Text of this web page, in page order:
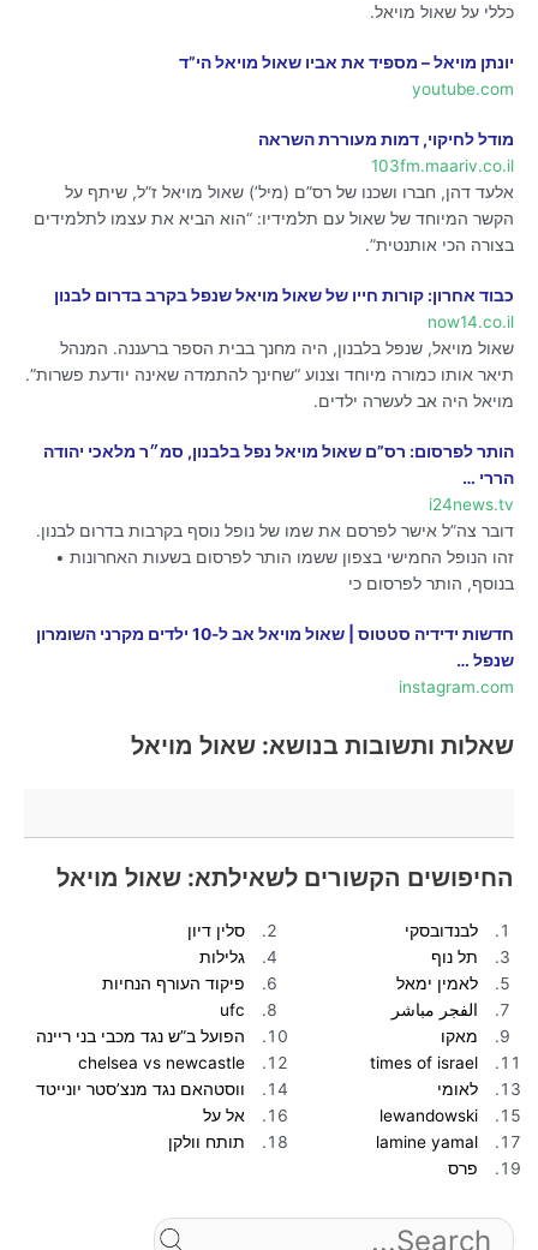
כללי על שאול מויאל.
יונתן מויאל – מספיד את אביו שאול מויאל הי”ד
youtube.com
מודל לחיקוי, דמות מעוררת השראה
103fm.maariv.co.il
אלעד דהן, חברו ושכנו של רס”ם (מיל’) שאול מויאל ז”ל, שיתף על
הקשר המיוחד של שאול עם תלמידיו: “הוא הביא את עצמו לתלמידים
בצורה הכי אותנטית”.
כבוד אחרון: קורות חייו של שאול מויאל שנפל בקרב בדרום לבנון
now14.co.il
שאול מויאל, שנפל בלבנון, היה מחנך בבית הספר ברעננה. המנהל
תיאר אותו כמורה מיוחד וצנוע “שחינך להתמדה שאינה יודעת פשרות”.
מויאל היה אב לעשרה ילדים.
הותר לפרסום: רס”ם שאול מויאל נפל בלבנון, סמ״ר מלאכי יהודה
הררי …
i24news.tv
דובר צה”ל אישר לפרסם את שמו של נופל נוסף בקרבות בדרום לבנון.
זהו הנופל החמישי בצפון ששמו הותר לפרסום בשעות האחרונות •
בנוסף, הותר לפרסום כי
‎חדשות ידידיה סטטוס‎ | ‎שאול מויאל אב ל-10 ילדים מקרני השומרון
שנפל …
instagram.com
שאלות ותשובות בנושא: שאול מויאל
החיפושים הקשורים לשאילתא: שאול מויאל
לבנדובסקי
סלין דיון
תל נוף
גלילות
לאמין ימאל
פיקוד העורף הנחיות
الفجر مباشر
ufc
מאקו
הפועל ב”ש נגד מכבי בני ריינה
times of israel
chelsea vs newcastle
לאומי
ווסטהאם נגד מנצ’סטר יונייטד
lewandowski
אל על
lamine yamal
תותח וולקן
פרס
for: